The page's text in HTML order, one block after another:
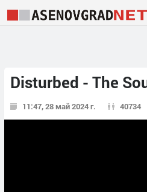
Disturbed - The
11:47, 28 май 2024 г. 40734